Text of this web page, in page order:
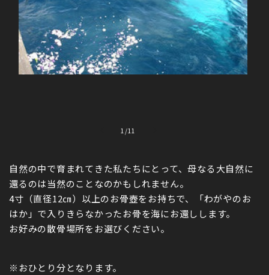
メ
ィ
ア
(1)
を
開
1 /の
11
自然の中で育まれてきた私たちにとって、母なる大自然に
還るのは当然のことなのかもしれません。
4寸（直径12㎝）以上のお骨壺をお持ちで、「わがやのお
はか」で入りきらなかったお骨を海にお還しします。
お好みの散骨場所をお選びください。
※おひとり分となります。